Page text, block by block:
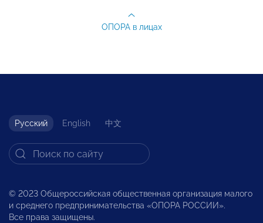
ОПОРА в лицах
Русский English 中文
© 2023 Общероссийская общественная организация малого
и среднего предпринимательства «ОПОРА РОССИИ».
Все права защищены.